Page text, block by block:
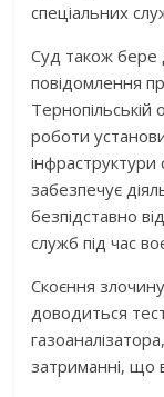
спеціальних
Суд також бере
повідомлення
Тернопільській
роботи
інфраструктури
забезпечує
безпідставно
служб під час
Скоєння злочину
доводиться
затриманні, що